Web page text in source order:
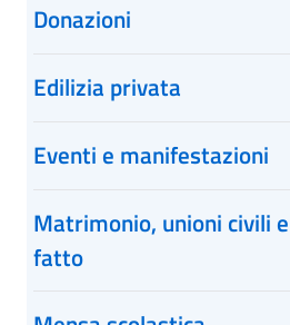
Donazioni
Edilizia privata
Eventi e manifestazioni
Matrimonio, unioni civili
fatto